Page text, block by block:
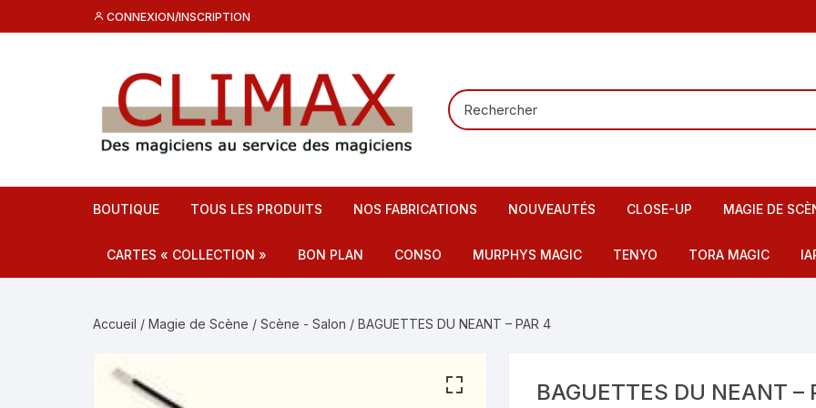
au
CONNEXION/INSCRIPTION
BOUTIQUE TOUS LES PRODUITS NOS FABRICATIONS NOUVEAUTÉS CLOSE-UP
Tours de carte
Mousses – Balles – Anneaux
MAGIE DE
Carte pour la
Tours pour
CARTES « COLLECTION » BON PLAN CONSO
Cire – FI – Fils – Cordes
MURPHYS MAGIC TENYO TORA MAGIC
Accueil / Magie de Scène / Scène - Salon / BAGUETTES DU NEANT – PAR 4
BAGUETTES DU NEANT –